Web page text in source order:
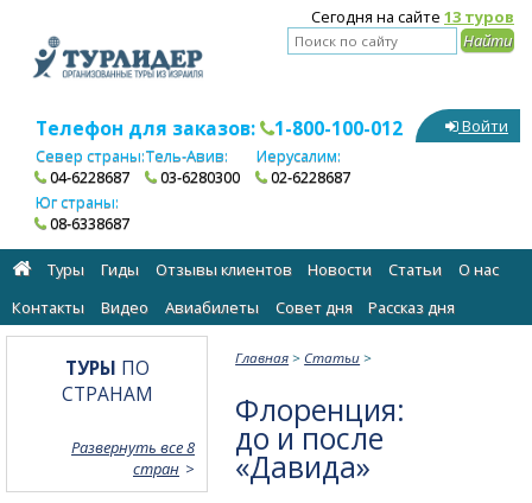
Сегодня на сайте 13 туров
Телефон для заказов: 1-800-100-012
Север страны:
04-6228687
Тель-Авив:
03-6280300
Иерусалим:
02-6228687
Юг страны:
08-6338687
Войти
Туры Гиды Отзывы клиентов Новости Статьи
О нас
Контакты
Видео Авиабилеты Cовет дня Рассказ дня
Главная > Статьи >
Флоренция:
до и после
«Давида»
ТУРЫ ПО
СТРАНАМ
Развернуть все 8
стран